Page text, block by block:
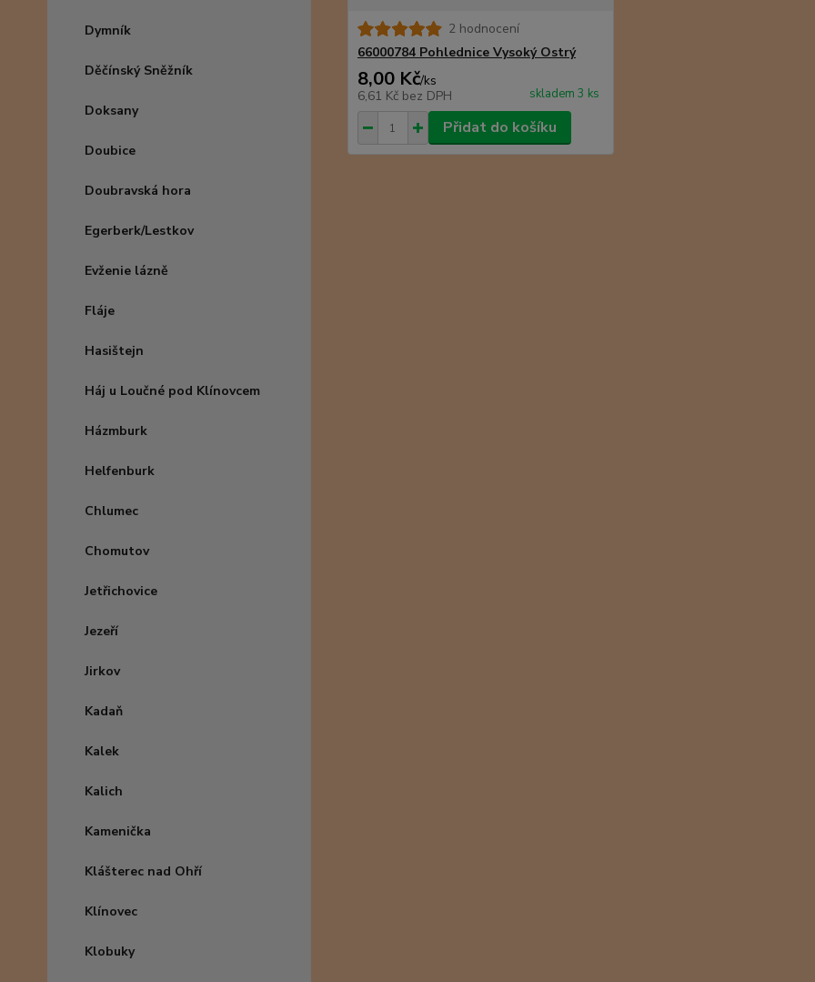
Dymník
Děčínský Sněžník
Doksany
Doubice
Doubravská hora
Egerberk/Lestkov
Evženie lázně
Fláje
Hasištejn
Háj u Loučné pod Klínovcem
Házmburk
Helfenburk
Chlumec
Chomutov
Jetřichovice
Jezeří
Jirkov
Kadaň
Kalek
Kalich
Kamenička
Klášterec nad Ohří
Klínovec
Klobuky
2 hodnocení
66000784 Pohlednice Vysoký Ostrý
8,00 Kč/ks
6,61 Kč bez DPH skladem 3 ks
Přidat do košíku